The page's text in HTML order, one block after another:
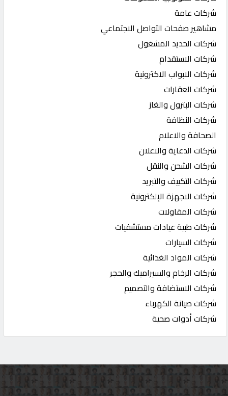
شركات عامة
مشاهير صفحات التواصل الاجتماعي
شركات الحديد المشغول
شركات الاستقدام
شركات الابواب الاكترونية
شركات العقارات
شركات البترول والغاز
شركات النظافة
الصحافة والاعلام
شركات الدعاية والاعلان
شركات الشحن والنقل
شركات التكييف والتبريد
شركات الاجهزة الإلكترونية
شركات المقاولات
شركات طبية عيادات مستشفيات
شركات السيارات
شركات المواد الغذائية
شركات الرخام والسيراميك والحجر
شركات الاستضافة والتصميم
شركات صيانة الكهرباء
شركات أدوات صحية